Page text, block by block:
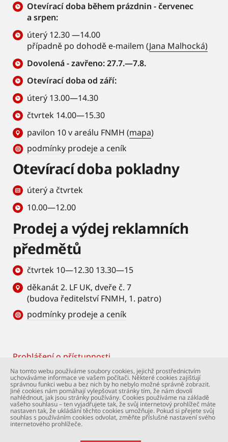
Otevírací doba během prázdnin - červenec
a srpen:
úterý 12.30 —14.00
případně po dohodě e-mailem (Jana Malhocká)
Dovolená - zavřeno: 27.7.—7.8.
Otevírací doba od září:
úterý 13.00—14.30
čtvrtek 14.00—15.30
pavilon 10 v areálu FNMH (mapa)
podmínky prodeje a ceník
Otevírací doba pokladny
úterý a čtvrtek
10.00—12.00
Prodej a výdej reklamních
předmětů
čtvrtek 10—12.30 13.30—15
děkanát 2. LF UK, dveře č. 7
(budova ředitelství FNMH, 1. patro)
podmínky prodeje a ceník
Footer
Prohlášení o přístupnosti
© Univerzita Karlova – 2. lékařská fakulta. Všechna
práva vyhrazena. Foto: 2. LF a Shutterstock.com.
Podpora webu:webmaster@lfmotol.cuni.cz
Na tomto webu používáme soubory cookies, jejichž prostřednictvím
uchováváme informace ve vašem počítači. Některé cookies zajišťují
správnou funkci webu a bez nich by ho nebylo možné správně zobrazit.
Jiné cookies nám pomáhají vylepšovat stránky tím, že nám dovolí
nahlédnout, jak jsou stránky používány. Cookies používáme na základě
vašeho souhlasu – ten vyjadřujete tak, že svůj internetový prohlížeč máte
nastaven tak, že ukládání těchto cookies umožňuje. Pokud si přejete svůj
souhlas s používáním cookies odvolat, změňte příslušné nastavení svého
internetového prohlížeče.